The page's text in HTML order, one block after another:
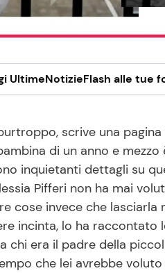
UltimeNotizieFlash alle tue
scrive una
di un anno e
inquietanti dettagli su
Pifferi non ha mai
cose invece che lasciarla
incinta, lo ha
chi era il padre della
che lei avrebbe